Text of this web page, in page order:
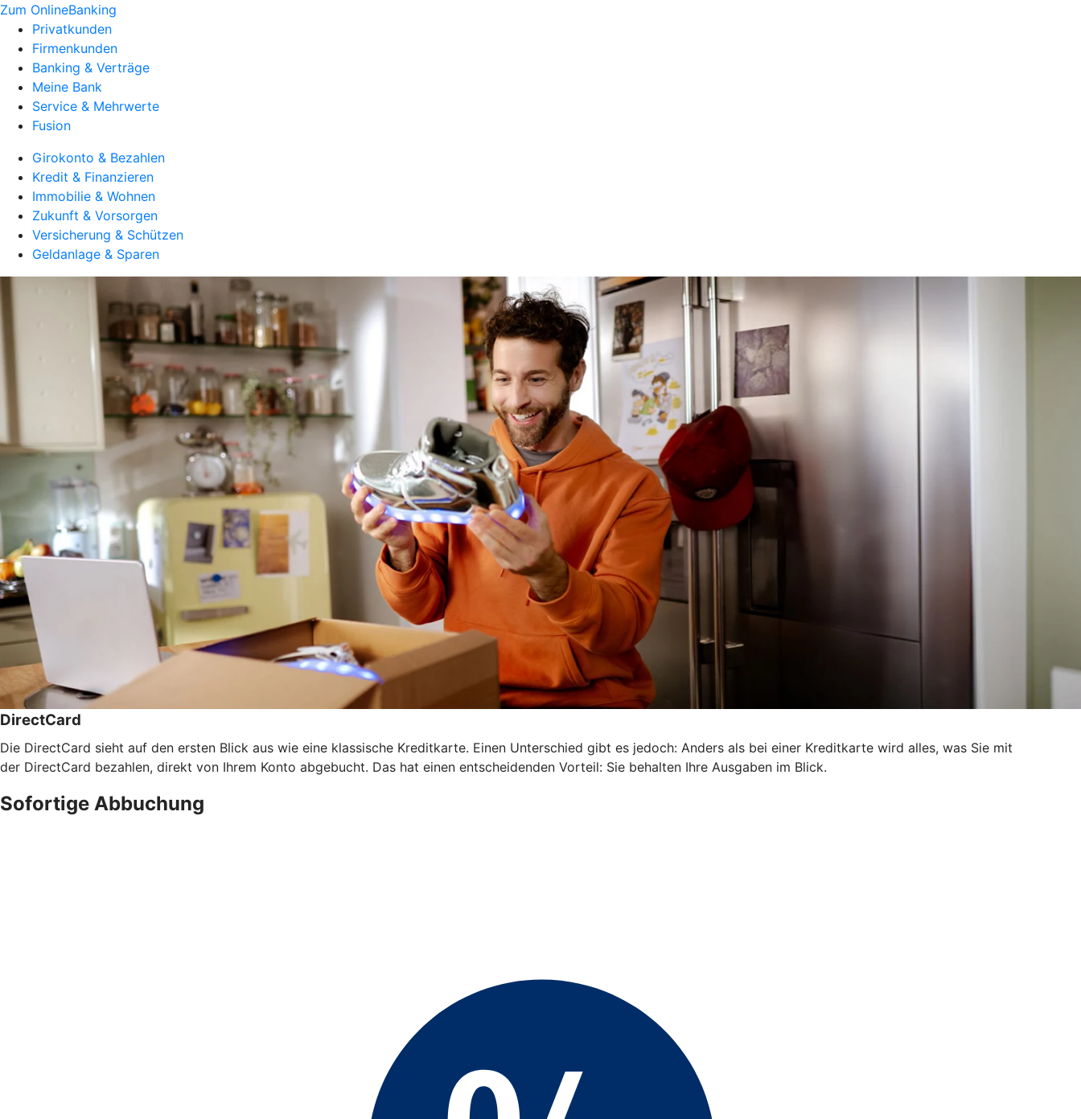
Zum OnlineBanking
Privatkunden
Firmenkunden
Banking & Verträge
Meine Bank
Service & Mehrwerte
Fusion
Girokonto & Bezahlen
Kredit & Finanzieren
Immobilie & Wohnen
Zukunft & Vorsorgen
Versicherung & Schützen
Geldanlage & Sparen
DirectCard
Die DirectCard sieht auf den ersten Blick aus wie eine klassische Kreditkarte. Einen Unterschied gibt es jedoch: Anders als bei einer Kreditkarte wird alles, was Sie mit
der DirectCard bezahlen, direkt von Ihrem Konto abgebucht. Das hat einen entscheidenden Vorteil: Sie behalten Ihre Ausgaben im Blick.
Sofortige Abbuchung